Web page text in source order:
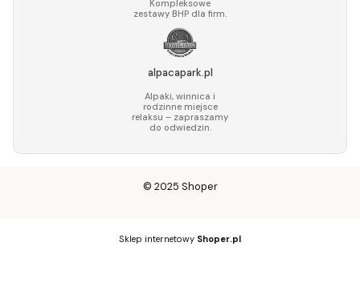
Kompleksowe
zestawy BHP dla firm.
alpacapark.pl
Alpaki, winnica i
rodzinne miejsce
relaksu – zapraszamy
do odwiedzin.
© 2025 Shoper
Sklep internetowy Shoper.pl